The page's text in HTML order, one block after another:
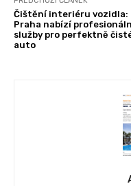
Čištění interiéru vozidla:
Praha nabízí
služby pro perfektně
auto